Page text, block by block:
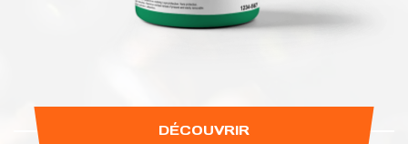
DÉCOUVRIR